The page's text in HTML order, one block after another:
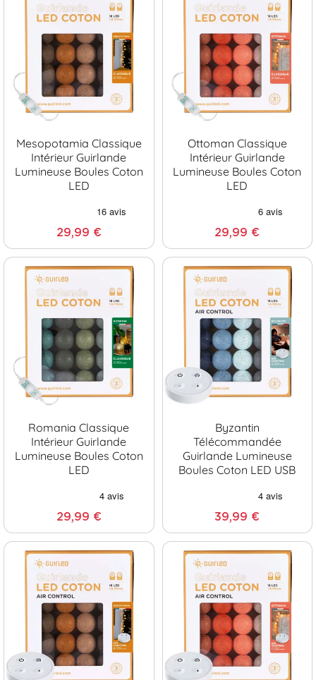
Mesopotamia Classique
Intérieur Guirlande
Lumineuse Boules Coton
LED
29,99 €
Ottoman Classique
Intérieur Guirlande
Lumineuse Boules Coton
LED
29,99 €
Romania Classique
Intérieur Guirlande
Lumineuse Boules Coton
LED
29,99 €
Byzantin
Télécommandée
Guirlande Lumineuse
Boules Coton LED USB
39,99 €